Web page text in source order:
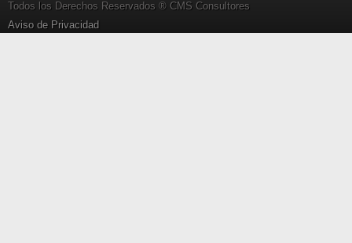
Todos los Derechos Reservados ® CMS Consultores
Aviso de Privacidad